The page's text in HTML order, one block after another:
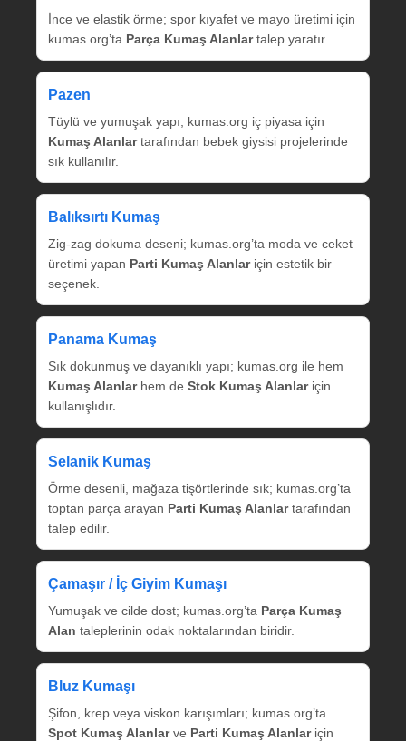
İnce ve elastik örme; spor kıyafet ve mayo üretimi için
kumas.org’ta Parça Kumaş Alanlartalep yaratır.
Pazen
Tüylü ve yumuşak yapı; kumas.org iç piyasa için
Kumaş Alanlartarafından bebek giysisi projelerinde
sık kullanılır.
Balıksırtı Kumaş
Zig‑zag dokuma deseni; kumas.org’ta moda ve ceket
üretimi yapan Parti Kumaş Alanlariçin estetik bir
seçenek.
Panama Kumaş
Sık dokunmuş ve dayanıklı yapı; kumas.org ile hem
Kumaş Alanlarhem de Stok Kumaş Alanlariçin
kullanışlıdır.
Selanik Kumaş
Örme desenli, mağaza tişörtlerinde sık; kumas.org’ta
toptan parça arayan Parti Kumaş Alanlartarafından
talep edilir.
Çamaşır / İç Giyim Kumaşı
Yumuşak ve cilde dost; kumas.org’ta Parça Kumaş
Alan taleplerinin odak noktalarından biridir.
Bluz Kumaşı
Şifon, krep veya viskon karışımları; kumas.org’ta
Spot Kumaş Alanlarve Parti Kumaş Alanlariçin